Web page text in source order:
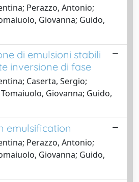
Perazzo, Antonio;
Giovanna; Guido,
di emulsioni stabili
inversione di fase
Caserta, Sergio;
Giovanna; Guido,
emulsification
Perazzo, Antonio;
Giovanna; Guido,